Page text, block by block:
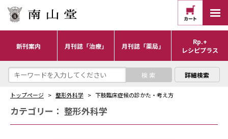
新刊案内 月刊誌「治療」 月刊誌「薬局」
Rp.+
レシピプラス
詳細検索
トップページ 整形外科学 下肢臨床症候の診かた・考え方
カテゴリー： 整形外科学